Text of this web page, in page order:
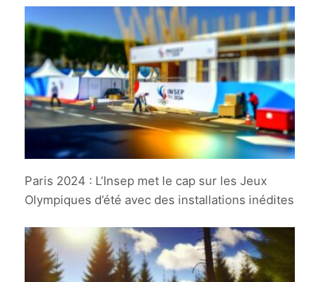
Paris 2024 : L’Insep met le cap sur les Jeux
Olympiques d’été avec des installations inédites